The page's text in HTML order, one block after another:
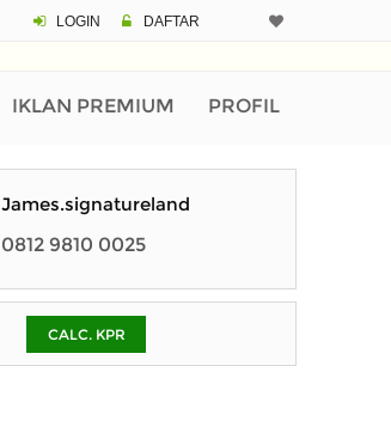
LOGIN DAFTAR
IKLAN PREMIUM PROFILPinjaman (PIN)
pada kotak-
James.signatureland
0812 9810 0025
CALC. KPR